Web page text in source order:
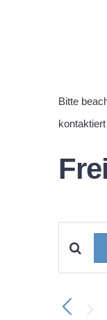
Bitte
Bitte
Suche